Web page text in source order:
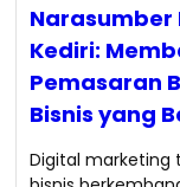
Kediri:
Pemasaran
Bisnis yang
Digital marketing